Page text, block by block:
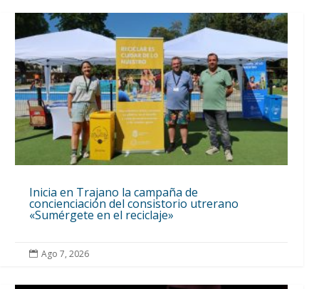
Inicia en Trajano la campaña de
concienciación del consistorio utrerano
«Sumérgete en el reciclaje»
 Ago 7, 2026